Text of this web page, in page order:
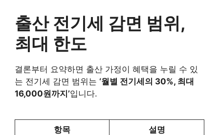
출산 전기세 감면 범위,
최대 한도
결론부터 요약하면 출산 가정이 혜택을 누릴 수 있
는 전기세 감면 범위는 ‘월별 전기세의 30%, 최대
16,000원까지’입니다.
항목 설명